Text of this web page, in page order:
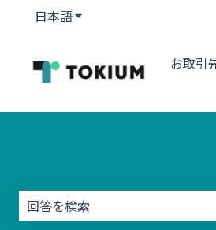
日本語翻訳のサブメニューを表示
お取引
これは、自動候補機